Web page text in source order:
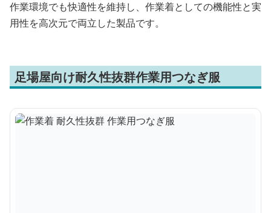
作業環境でも快適性を維持し、作業着としての機能性と実
用性を高次元で両立した製品です。
足場屋向け耐久性抜群作業用つなぎ服